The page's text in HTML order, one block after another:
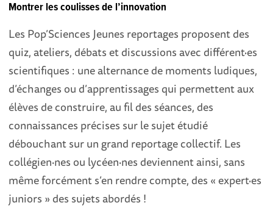
Montrer les coulisses de l’innovation
Les Pop’Sciences Jeunes reportages proposent des
quiz, ateliers, débats et discussions avec différent·es
scientifiques : une alternance de moments ludiques,
d’échanges ou d’apprentissages qui permettent aux
élèves de construire, au fil des séances, des
connaissances précises sur le sujet étudié
débouchant sur un grand reportage collectif. Les
collégien·nes ou lycéen·nes deviennent ainsi, sans
même forcément s’en rendre compte, des « expert·es
juniors » des sujets abordés !